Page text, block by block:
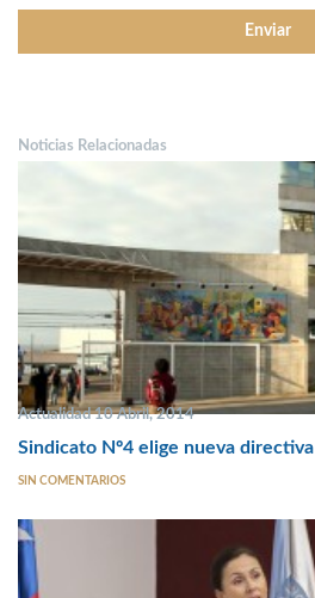
Noticias Relacionadas
Actualidad 10 Abril, 2014
Sindicato Nº4 elige nueva directiva
SIN COMENTARIOS